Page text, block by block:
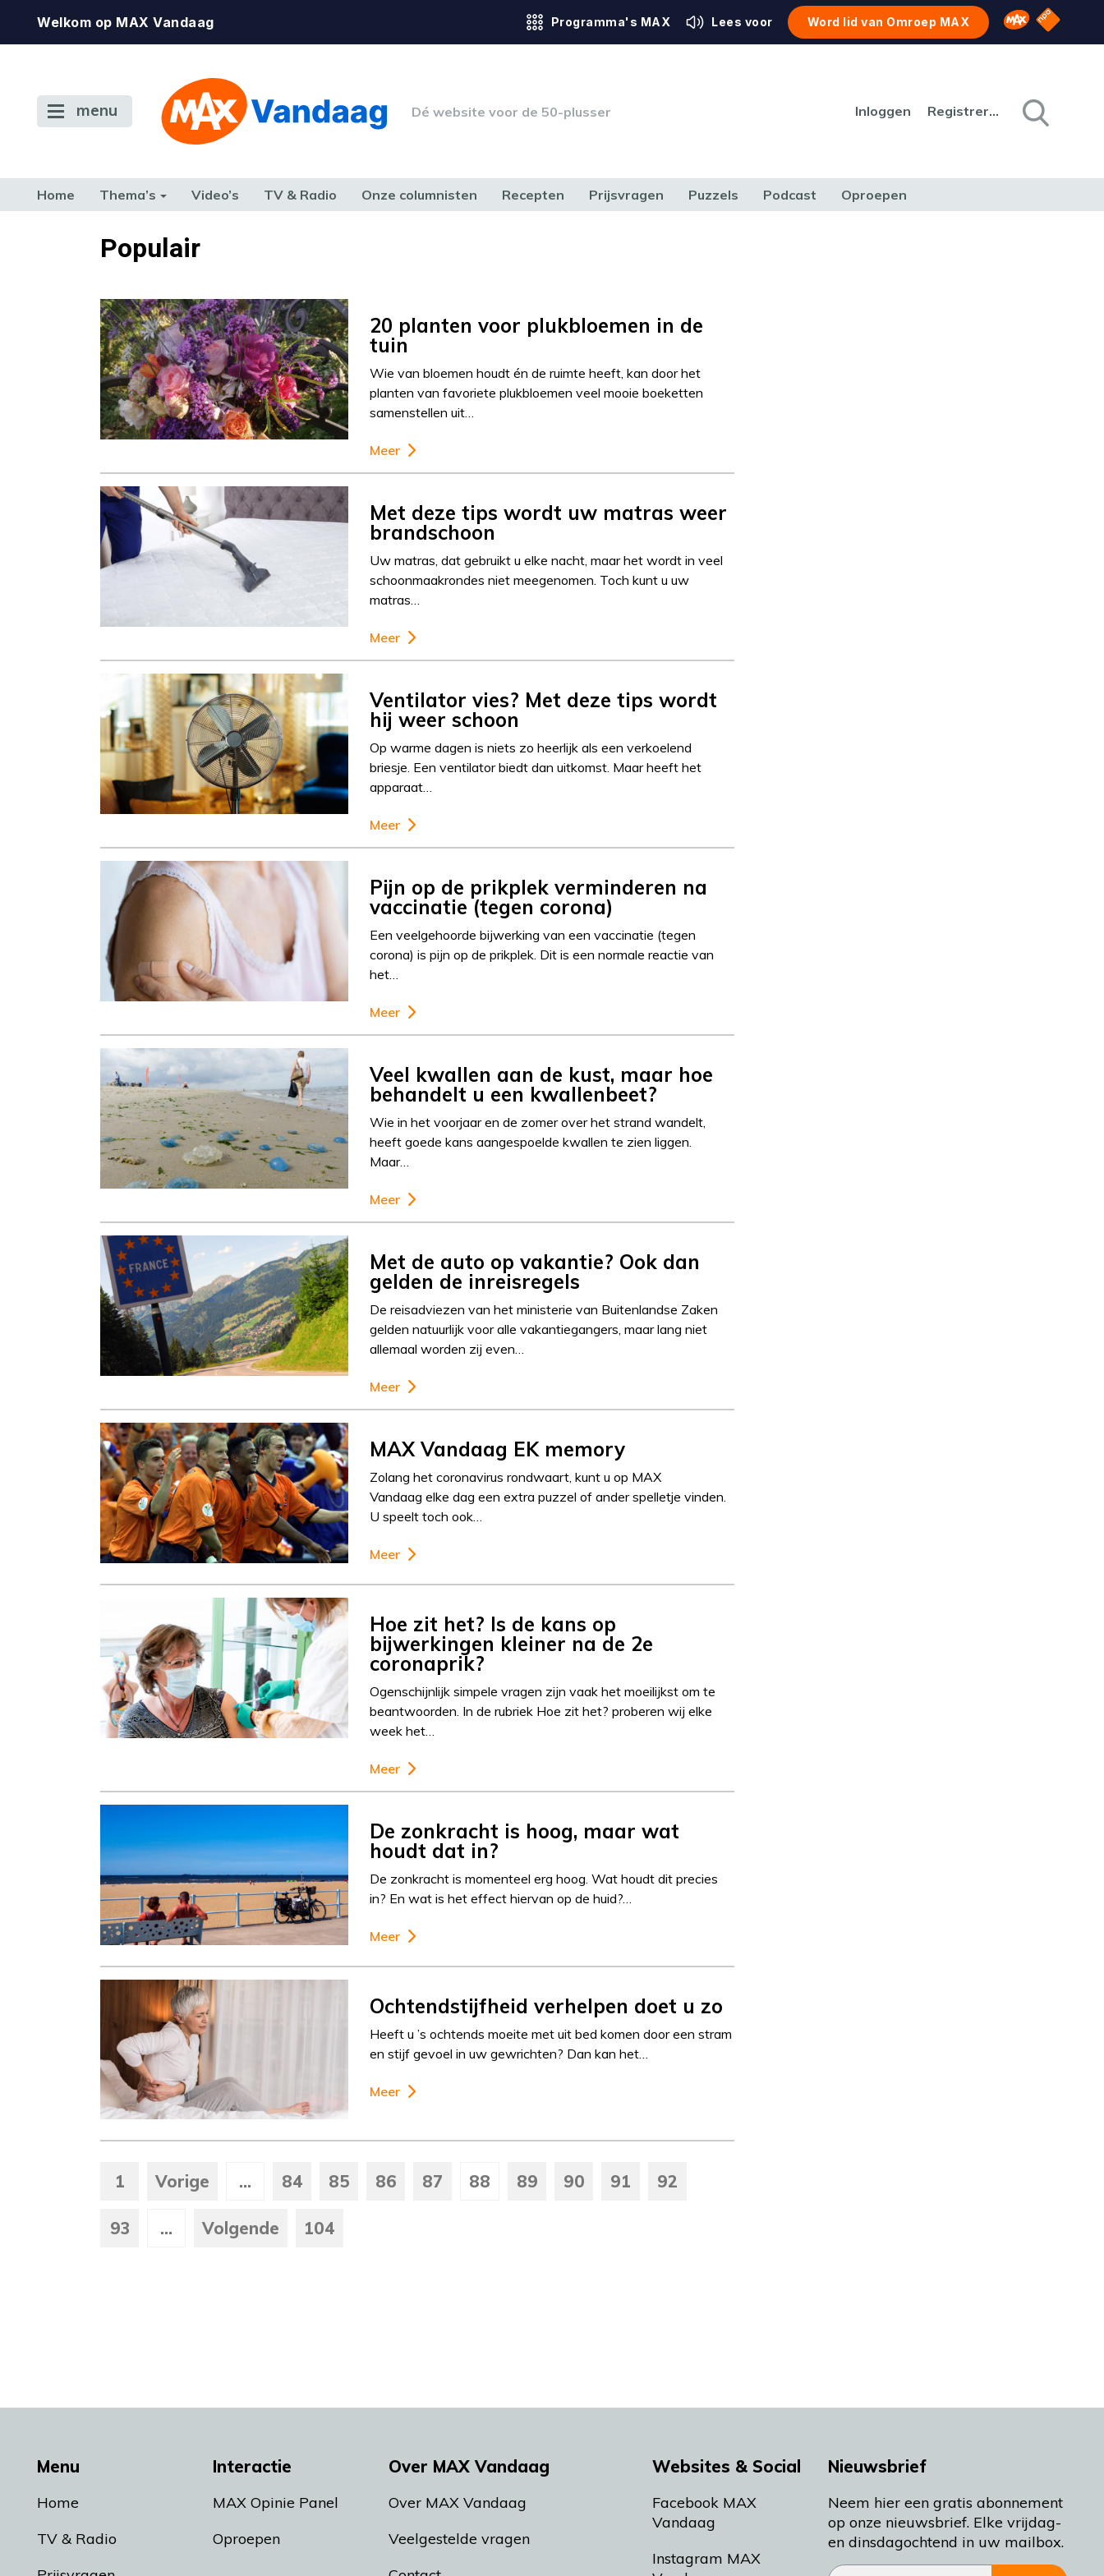
Welkom op MAX Vandaag Programma's MAX Lees voor Word lid van Omroep MAX Omroep MAX
NPO
menu Dé website voor de 50-plusser Inloggen Registreren
Home Thema’s Video’s TV & Radio Onze columnisten Recepten Prijsvragen Puzzels Podcast Oproepen
TERUG NAAR TOENPopulair
20 planten voor plukbloemen in de
tuin
Wie van bloemen houdt én de ruimte heeft, kan door het
planten van favoriete plukbloemen veel mooie boeketten
samenstellen uit…
Meer
Met deze tips wordt uw matras weer
brandschoon
Uw matras, dat gebruikt u elke nacht, maar het wordt in veel
schoonmaakrondes niet meegenomen. Toch kunt u uw
matras…
Meer
Ventilator vies? Met deze tips wordt
hij weer schoon
Op warme dagen is niets zo heerlijk als een verkoelend
briesje. Een ventilator biedt dan uitkomst. Maar heeft het
apparaat…
Meer
Pijn op de prikplek verminderen na
vaccinatie (tegen corona)
Een veelgehoorde bijwerking van een vaccinatie (tegen
corona) is pijn op de prikplek. Dit is een normale reactie van
het…
Meer
Veel kwallen aan de kust, maar hoe
behandelt u een kwallenbeet?
Wie in het voorjaar en de zomer over het strand wandelt,
heeft goede kans aangespoelde kwallen te zien liggen.
Maar…
Meer
Met de auto op vakantie? Ook dan
gelden de inreisregels
De reisadviezen van het ministerie van Buitenlandse Zaken
gelden natuurlijk voor alle vakantiegangers, maar lang niet
allemaal worden zij even…
Meer
MAX Vandaag EK memory
Zolang het coronavirus rondwaart, kunt u op MAX
Vandaag elke dag een extra puzzel of ander spelletje vinden.
U speelt toch ook…
Meer
Hoe zit het? Is de kans op
bijwerkingen kleiner na de 2e
coronaprik?
Ogenschijnlijk simpele vragen zijn vaak het moeilijkst om te
beantwoorden. In de rubriek Hoe zit het? proberen wij elke
week het…
Meer
De zonkracht is hoog, maar wat
houdt dat in?
De zonkracht is momenteel erg hoog. Wat houdt dit precies
in? En wat is het effect hiervan op de huid?…
Meer
Ochtendstijfheid verhelpen doet u zo
Heeft u ’s ochtends moeite met uit bed komen door een stram
en stijf gevoel in uw gewrichten? Dan kan het…
Meer
1 Vorige ... 84 85 86 87 88 89 90 91 92
93 ... Volgende 104
Menu
Home
TV & Radio
Interactie
MAX Opinie Panel
Oproepen
Over MAX Vandaag
Over MAX Vandaag
Veelgestelde vragen
Websites & Social
Facebook MAX
Vandaag
Instagram MAX
Nieuwsbrief
Neem hier een gratis abonnement
op onze nieuwsbrief. Elke vrijdag-
en dinsdagochtend in uw mailbox.